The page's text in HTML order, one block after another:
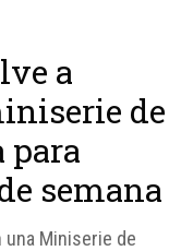
a
de
para
semana
una Miniserie de